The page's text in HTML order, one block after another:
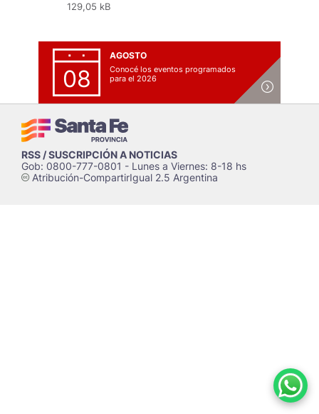
129,05 kB
08
AGOSTO
Conocé los eventos programados
para el 2026
RSS / SUSCRIPCIÓN A NOTICIAS
Gob: 0800-777-0801 - Lunes a Viernes: 8-18 hs
cAtribución-CompartirIgual 2.5 Argentina